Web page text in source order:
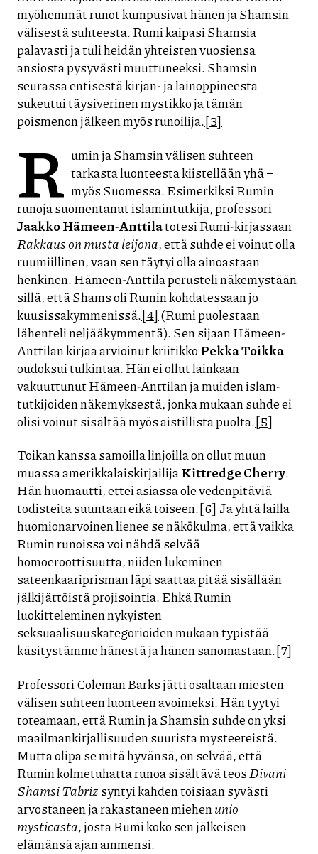
myöhemmät runot kumpusivat hänen ja Shamsin
välisestä suhteesta. Rumi kaipasi Shamsia
palavasti ja tuli heidän yhteisten vuosiensa
ansiosta pysyvästi muuttuneeksi. Shamsin
seurassa entisestä kirjan- ja lainoppineesta
sukeutui täysiverinen mystikko ja tämän
poismenon jälkeen myös runoilija.[3]
R umin ja Shamsin välisen suhteen
tarkasta luonteesta kiistellään yhä –
myös Suomessa. Esimerkiksi Rumin
runoja suomentanut islamintutkija, professori
Jaakko Hämeen-Anttilatotesi Rumi-kirjassaan
Rakkaus on musta leijona, että suhde ei voinut olla
ruumiillinen, vaan sen täytyi olla ainoastaan
henkinen. Hämeen-Anttila perusteli näkemystään
sillä, että Shams oli Rumin kohdatessaan jo
kuusissakymmenissä.[4](Rumi puolestaan
lähenteli neljääkymmentä). Sen sijaan Hämeen-
Anttilan kirjaa arvioinut kriitikkoPekka Toikka
oudoksui tulkintaa. Hän ei ollut lainkaan
vakuuttunut Hämeen-Anttilan ja muiden islam-
tutkijoiden näkemyksestä, jonka mukaan suhde ei
olisi voinut sisältää myös aistillista puolta.[5]
Toikan kanssa samoilla linjoilla on ollut muun
muassa amerikkalaiskirjailijaKittredge Cherry.
Hän huomautti, ettei asiassa ole vedenpitäviä
todisteita suuntaan eikä toiseen.[6] Ja yhtä lailla
huomionarvoinen lienee se näkökulma, että vaikka
Rumin runoissa voi nähdä selvää
homoeroottisuutta, niiden lukeminen
sateenkaariprisman läpi saattaa pitää sisällään
jälkijättöistä projisointia. Ehkä Rumin
luokitteleminen nykyisten
seksuaalisuuskategorioiden mukaan typistää
käsitystämme hänestä ja hänen sanomastaan.[7]
Professori Coleman Barks jätti osaltaan miesten
välisen suhteen luonteen avoimeksi. Hän tyytyi
toteamaan, että Rumin ja Shamsin suhde on yksi
maailmankirjallisuuden suurista mysteereistä.
Mutta olipa se mitä hyvänsä, on selvää, että
Rumin kolmetuhatta runoa sisältävä teosDivani
ShamsiTabrizsyntyi kahden toisiaan syvästi
arvostaneen ja rakastaneen miehenunio
mysticasta, josta Rumi koko sen jälkeisen
elämänsä ajan ammensi.